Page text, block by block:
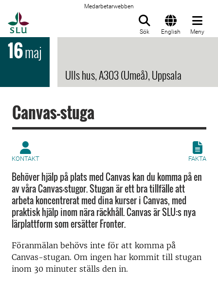
Medarbetarwebben
Sök English Meny
16maj
Ulls hus, A303 (Umeå), Uppsala
Canvas-stuga
KONTAKT FAKTA
Behöver hjälp på plats med Canvas kan du komma på en
av våra Canvas-stugor. Stugan är ett bra tillfälle att
arbeta koncentrerat med dina kurser i Canvas, med
praktisk hjälp inom nära räckhåll. Canvas är SLU:s nya
lärplattform som ersätter Fronter.
Föranmälan behövs inte för att komma på
Canvas-stugan. Om ingen har kommit till stugan
inom 30 minuter ställs den in.